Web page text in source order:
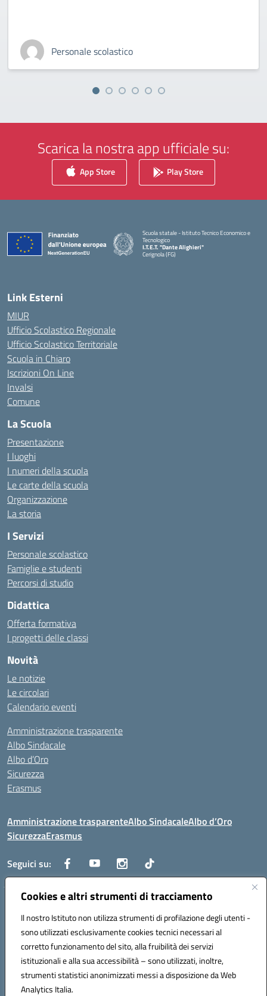
Cookies e altri strumenti di tracciamento
Il nostro Istituto non utilizza strumenti di profilazione degli utenti -
sono utilizzati esclusivamente cookies tecnici necessari al
corretto funzionamento del sito, alla fruibilità dei servizi
istituzionali e alla sua accessibilità – sono utilizzati, inoltre,
strumenti statistici anonimizzati messi a disposizione da Web
Analytics Italia.
Personale scolastico
Scarica la nostra app ufficiale su:
App Store Play Store
Scuola statale - Istituto Tecnico Economico e
Tecnologico
I.T.E.T. "Dante Alighieri"
Cerignola (FG)
— Visita la pagina iniziale della scuola
Link Esterni
MIUR
Ufficio Scolastico Regionale
Ufficio Scolastico Territoriale
Scuola in Chiaro
Iscrizioni On Line
Invalsi
Comune
La Scuola
Presentazione
I luoghi
I numeri della scuola
Le carte della scuola
Organizzazione
La storia
I Servizi
Personale scolastico
Famiglie e studenti
Percorsi di studio
Didattica
Offerta formativa
I progetti delle classi
Novità
Le notizie
Le circolari
Calendario eventi
Amministrazione trasparente
Albo Sindacale
Albo d’Oro
Sicurezza
Erasmus
Amministrazione trasparenteAlbo SindacaleAlbo d’Oro
SicurezzaErasmus
Seguici su:
Centralino:0885.426034 Email:FGTD02000P@istruzione.it
Posta elettronica certificata (PEC):fgtd02000p@pec.istruzione.it
Codice fiscale: 81002930717
Codice meccanografico:FGTD02000P
Codice unico di fatturazione (CUF): UFUN7Y